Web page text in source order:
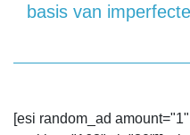
basis van
[esi random_ad